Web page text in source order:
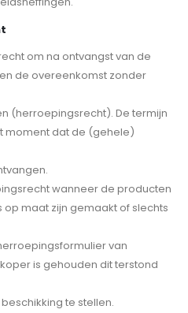
om na ontvangst van de
de overeenkomst zonder
(herroepingsrecht). De termijn
moment dat de (gehele)
wanneer de producten
maat zijn gemaakt of slechts
van
is gehouden dit terstond
te stellen.